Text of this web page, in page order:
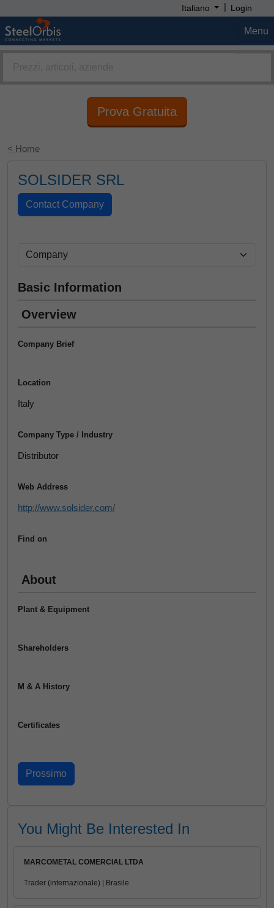
Italiano | Login
Menu
Prova Gratuita
< Home
SOLSIDER SRL
Basic Information
Overview
Company Brief
Location
Italy
Company Type / Industry
Distributor
Web Address
http://www.solsider.com/
Find on
About
Plant & Equipment
Shareholders
M & A History
Certificates
You Might Be Interested In
MARCOMETAL COMERCIAL LTDA
Trader (internazionale) | Brasile